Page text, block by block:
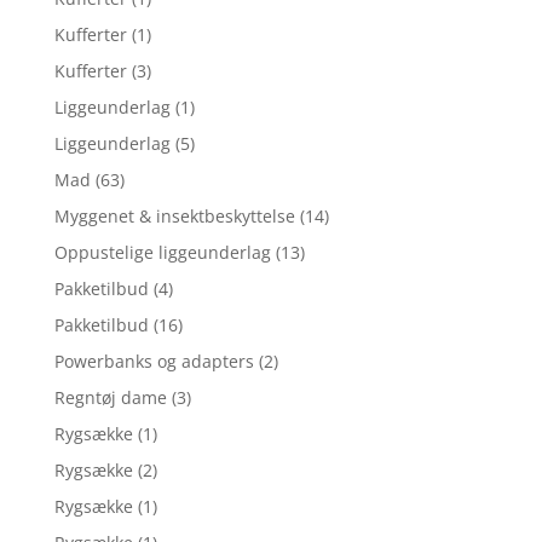
Kufferter (1)
Kufferter (3)
Liggeunderlag (1)
Liggeunderlag (5)
Mad (63)
Myggenet & insektbeskyttelse (14)
Oppustelige liggeunderlag (13)
Pakketilbud (4)
Pakketilbud (16)
Powerbanks og adapters (2)
Regntøj dame (3)
Rygsække (1)
Rygsække (2)
Rygsække (1)